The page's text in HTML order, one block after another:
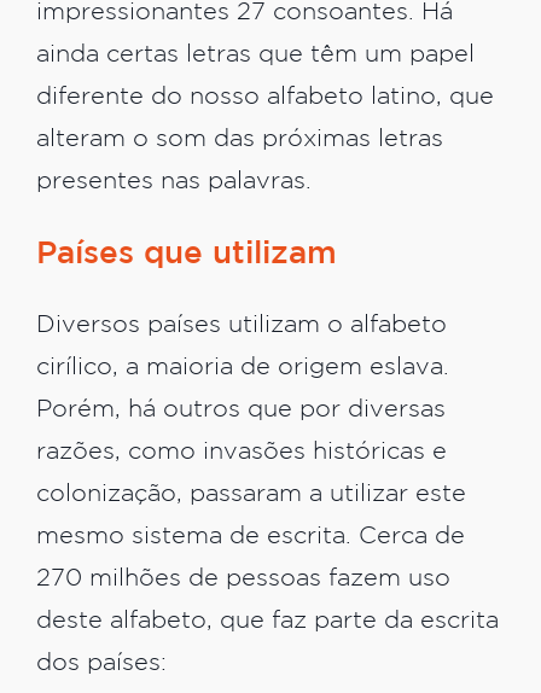
impressionantes 27 consoantes. Há
ainda certas letras que têm um papel
diferente do nosso alfabeto latino, que
alteram o som das próximas letras
presentes nas palavras.
Países que utilizam
Diversos países utilizam o alfabeto
cirílico, a maioria de origem eslava.
Porém, há outros que por diversas
razões, como invasões históricas e
colonização, passaram a utilizar este
mesmo sistema de escrita. Cerca de
270 milhões de pessoas fazem uso
deste alfabeto, que faz parte da escrita
dos países: